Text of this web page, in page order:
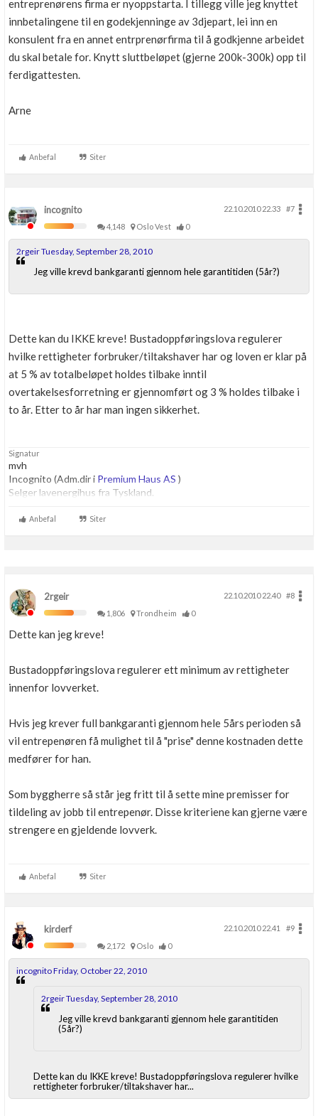
entreprenørens firma er nyoppstarta. I tillegg ville jeg knyttet
innbetalingene til en godekjenninge av 3djepart, lei inn en
konsulent fra en annet entrprenørfirma til å godkjenne arbeidet
du skal betale for. Knytt sluttbeløpet (gjerne 200k-300k) opp til
ferdigattesten.
Arne
Anbefal Siter
incognito 22.10.2010 22.33
#7
4,148
Oslo Vest 0
2rgeir Tuesday, September 28, 2010
Jeg ville krevd bankgaranti gjennom hele garantitiden (5år?)
Dette kan du IKKE kreve! Bustadoppføringslova regulerer
hvilke rettigheter forbruker/tiltakshaver har og loven er klar på
at 5 % av totalbeløpet holdes tilbake inntil
overtakelsesforretning er gjennomført og 3 % holdes tilbake i
to år. Etter to år har man ingen sikkerhet.
Signatur
mvh
Incognito (Adm.dir i Premium Haus AS )
Selger lavenergihus fra Tyskland.
Anbefal Siter
2rgeir 22.10.2010 22.40
#8
1,806
Trondheim 0
Dette kan jeg kreve!
Bustadoppføringslova regulerer ett minimum av rettigheter
innenfor lovverket.
Hvis jeg krever full bankgaranti gjennom hele 5års perioden så
vil entrepenøren få mulighet til å "prise" denne kostnaden dette
medfører for han.
Som byggherre så står jeg fritt til å sette mine premisser for
tildeling av jobb til entrepenør. Disse kriteriene kan gjerne være
strengere en gjeldende lovverk.
Anbefal Siter
kirderf 22.10.2010 22.41
#9
2,172
Oslo 0
incognito Friday, October 22, 2010
2rgeir Tuesday, September 28, 2010
Jeg ville krevd bankgaranti gjennom hele garantitiden
(5år?)
Dette kan du IKKE kreve! Bustadoppføringslova regulerer hvilke
rettigheter forbruker/tiltakshaver har...